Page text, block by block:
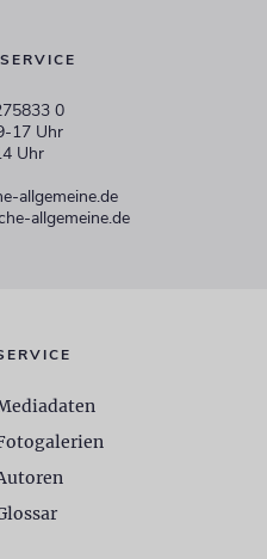
0
17 Uhr
Uhr
allgemeine.de
allgemeine.de